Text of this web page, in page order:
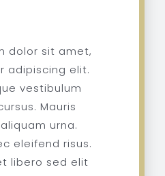
dolor sit amet,
adipiscing elit.
vestibulum
Mauris
urna.
eleifend risus.
libero sed elit